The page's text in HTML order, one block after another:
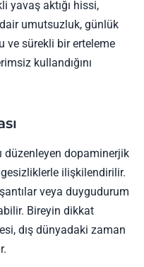
yavaş aktığı hissi,
umutsuzluk, günlük
ve sürekli bir erteleme
kullandığını
düzenleyen dopaminerjik
ilişkilendirilir.
veya duygudurum
Bireyin dikkat
dış dünyadaki zaman